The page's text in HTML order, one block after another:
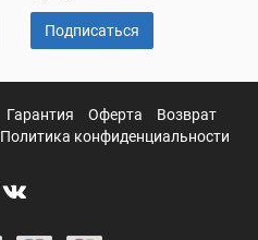
Подписаться
Гарантия Оферта
Возврат
Политика конфиденциальности